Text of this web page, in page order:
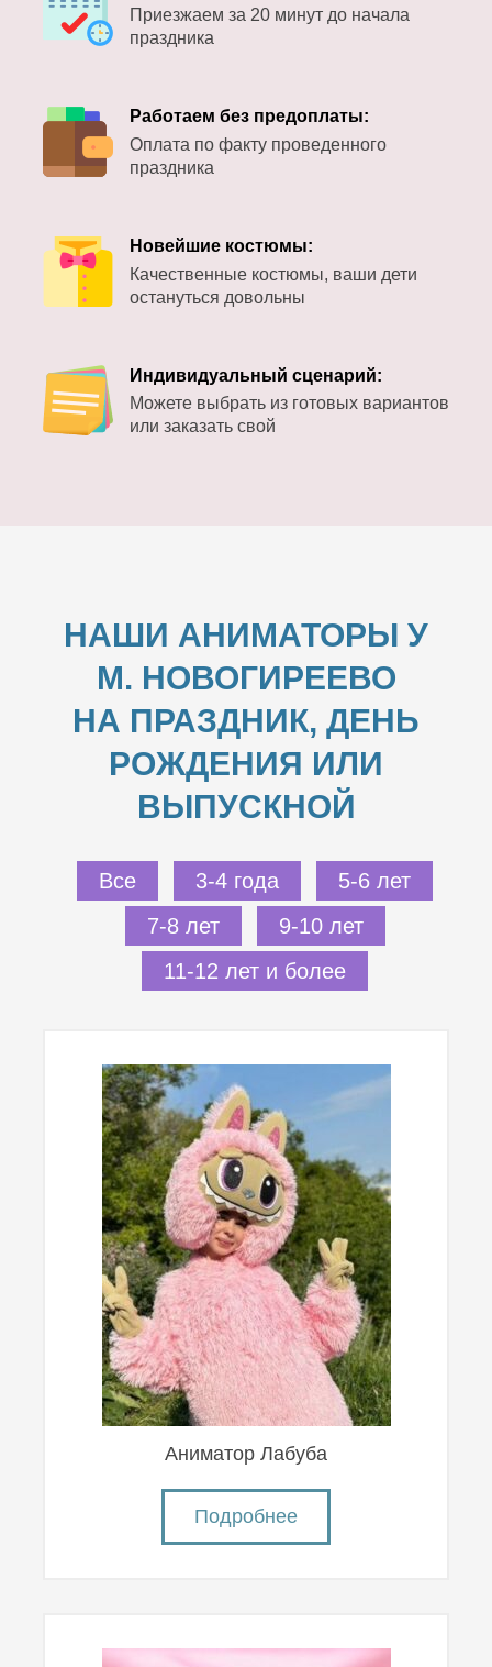
Приезжаем за 20 минут до начала
праздника
Работаем без предоплаты:
Оплата по факту проведенного
праздника
Новейшие костюмы:
Качественные костюмы, ваши дети
остануться довольны
Индивидуальный сценарий:
Можете выбрать из готовых вариантов
или заказать свой
НАШИ АНИМАТОРЫ У
М. НОВОГИРЕЕВО
НА ПРАЗДНИК, ДЕНЬ
РОЖДЕНИЯ ИЛИ
ВЫПУСКНОЙ
Все 3-4 года
5-6 лет
7-8 лет
9-10 лет
11-12 лет и более
Аниматор Лабуба
Подробнее